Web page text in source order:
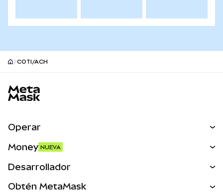
COTI/ACH
Operar
Activos del mundo real
Money NUEVA
Desarrollador
Obtén MetaMask